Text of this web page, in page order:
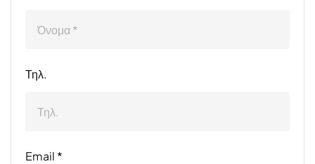
Τηλ.
Email *